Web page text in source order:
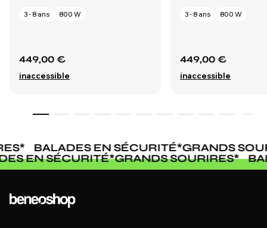
3 - 8 ans 800 W
449,00 €
inaccessible
3 - 8 ans 800 W
449,00 €
inaccessible
* BALADES EN SÉCURITÉ*GRANDS
EN SÉCURITÉ*GRANDS SOURIRES*